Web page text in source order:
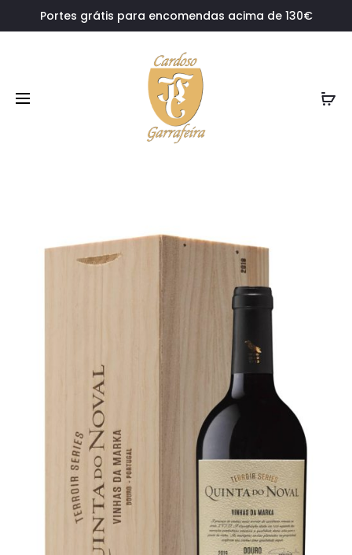
Portes grátis para encomendas acima de 130€